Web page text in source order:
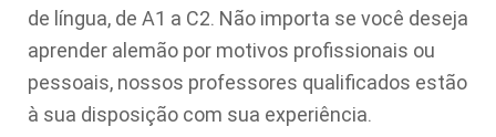
de língua, de A1 a C2. Não importa se você deseja
aprender alemão por motivos profissionais ou
pessoais, nossos professores qualificados estão
à sua disposição com sua experiência.